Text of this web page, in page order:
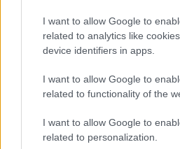
I want to allow Google to
related to analytics like
device identifiers in apps.
I want to allow Google to
related to functionality of the
I want to allow Google to
related to personalization.
indítani a melegség, a meleg
családokat érintő kérdésben.
Kettős Mércén, hogy bőven
Magyar az aki magyar
JámborAndrás •2012. július 05.